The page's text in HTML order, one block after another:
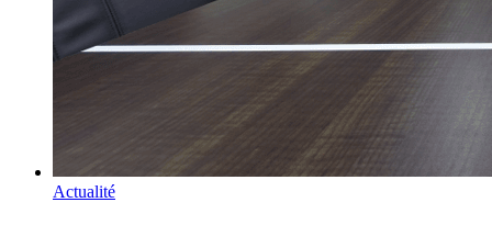
Actualité